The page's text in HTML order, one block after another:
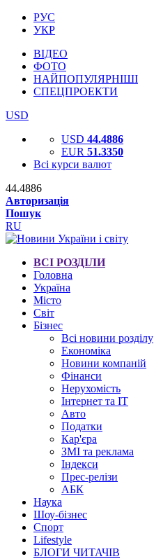
РУС
УКР
ВІДЕО
ФОТО
НАЙПОПУЛЯРНІШІ
СПЕЦПРОЕКТИ
USD
USD 44.4886
EUR 51.3350
Всі курси валют
44.4886
Авторизація
Пошук
RU
ВСІ РОЗДІЛИ
Головна
Україна
Місто
Світ
Бізнес
Всі новини розділу
Економіка
Новини компаній
Фінанси
Нерухомість
Інтернет та IT
Авто
Податки
Кар'єра
ЗМІ та реклама
Індекси
Прес-релізи
АБК
Наука
Шоу-бізнес
Спорт
Lifestyle
БЛОГИ ЧИТАЧІВ